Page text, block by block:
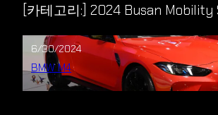
[카테고리:] 2024 Busan Mobility
6/30/2024
BMW M4